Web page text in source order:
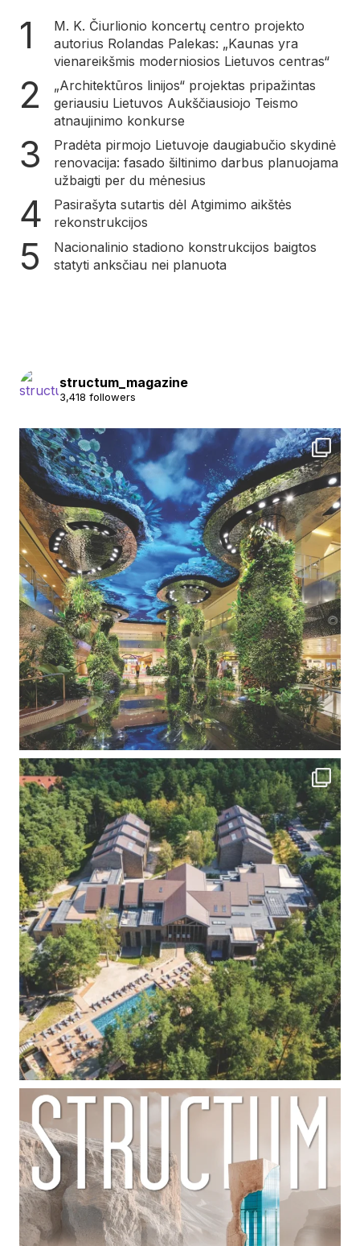
M. K. Čiurlionio koncertų centro projekto
autorius Rolandas Palekas: „Kaunas yra
vienareikšmis moderniosios Lietuvos centras“
„Architektūros linijos“ projektas pripažintas
geriausiu Lietuvos Aukščiausiojo Teismo
atnaujinimo konkurse
Pradėta pirmojo Lietuvoje daugiabučio skydinė
renovacija: fasado šiltinimo darbus planuojama
užbaigti per du mėnesius
Pasirašyta sutartis dėl Atgimimo aikštės
rekonstrukcijos
Nacionalinio stadiono konstrukcijos baigtos
statyti anksčiau nei planuota
structum_magazine
3,418 followers